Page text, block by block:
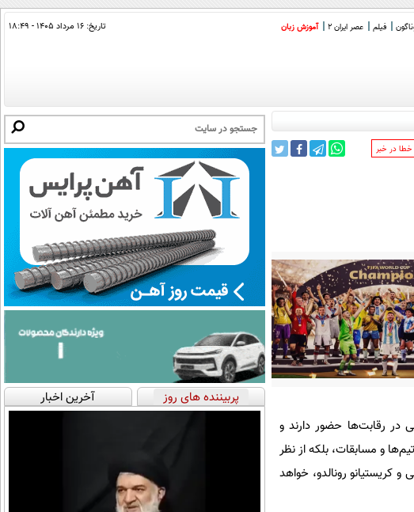
فیلم عصر ایران 2 آموزش زبان تاریخ: ۱۶ مرداد ۱۴۰۵ - ۱۸:۴۹
در خبر
تاریخ آغاز شد. برای نخستین بار ۴۸ تیم ملی در رقابت‌ها حضور دارند و
جام جهانی ۲۰۲۶ نه فقط از نظر تعداد تیم‌ها و مسابقات، بلکه از نظر
کریستیانو رونالدو، خواهد
پربیننده های روز آخرین اخبار